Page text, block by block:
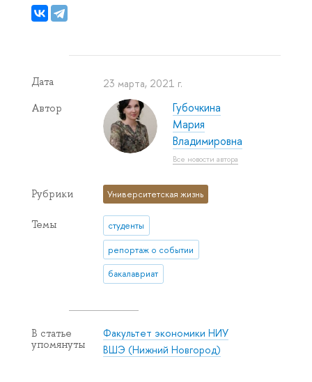
Дата 23 марта, 2021 г.
Автор
Губочкина
Мария
Владимировна
Все новости автора
Рубрики Университетская жизнь
Темы студенты
репортаж о событии
бакалавриат
В статье
упомянуты
Факультет экономики НИУ
ВШЭ (Нижний Новгород)